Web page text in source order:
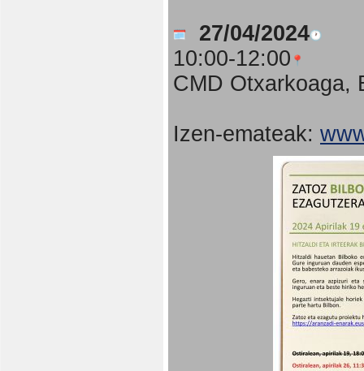
27/04/2024
10:00-12:00
CMD Otxarkoaga,
Izen-emateak: